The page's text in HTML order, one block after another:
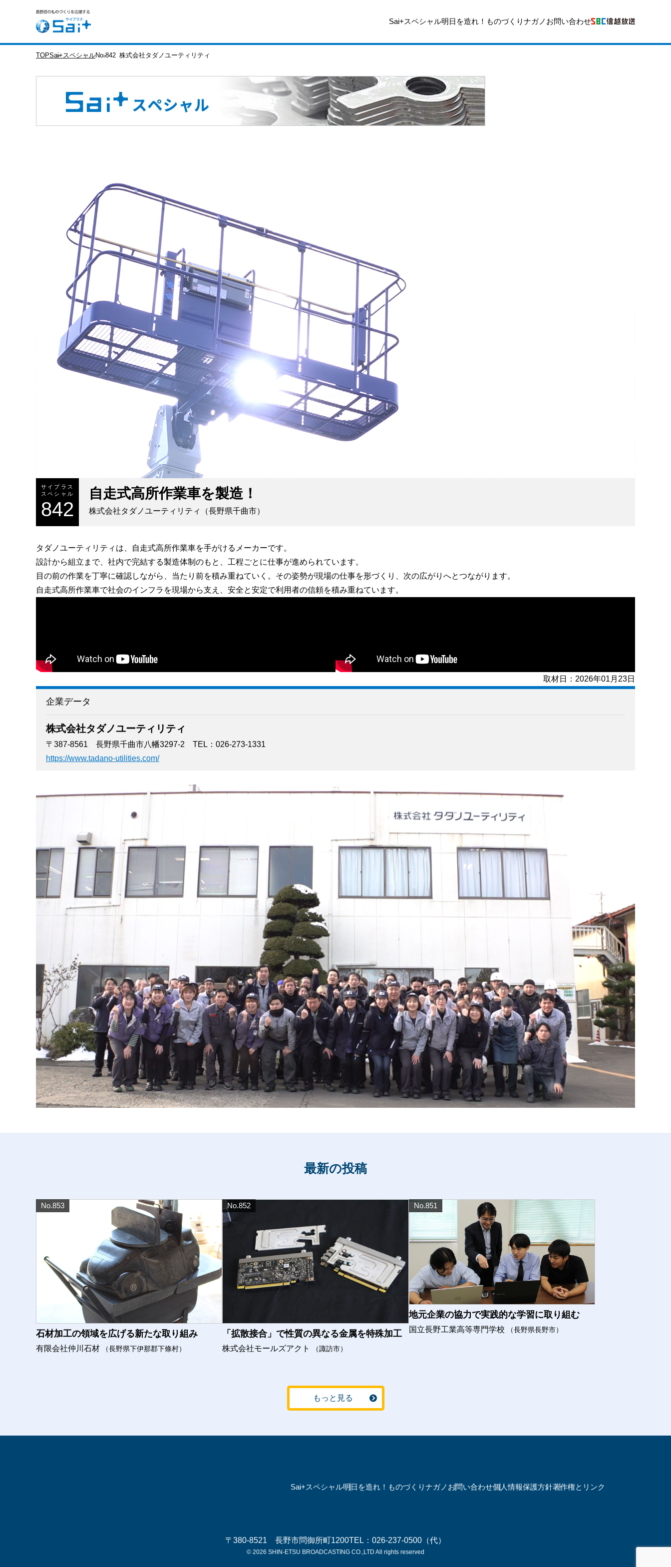
Sai+スペシャル明日を造れ！ものづくりナガノ お問い合わせ
TOPSai+スペシャルNo.842 株式会社タダノユーティリティ
サイプラス
スペシャル
842
自走式高所作業車を製造！
株式会社タダノユーティリティ （長野県千曲市）
タダノユーティリティは、自走式高所作業車を手がけるメーカーです。
設計から組立まで、社内で完結する製造体制のもと、工程ごとに仕事が進められています。
目の前の作業を丁寧に確認しながら、当たり前を積み重ねていく。その姿勢が現場の仕事を形づくり、次の広がりへとつながります。
自走式高所作業車で社会のインフラを現場から支え、安全と安定で利用者の信頼を積み重ねています。
取材日：2026年01月23日
企業データ
株式会社タダノユーティリティ
〒387-8561 長野県千曲市八幡3297-2 TEL：026-273-1331
https://www.tadano-utilities.com/
最新の投稿
No.853
石材加工の領域を広げる新たな取り組み
有限会社仲川石材 （長野県下伊那郡下條村）
No.852
「拡散接合」で性質の異なる金属を特殊加工
株式会社モールズアクト （諏訪市）
No.851
地元企業の協力で実践的な学習に取り組む
国立長野工業高等専門学校 （長野県長野市）
もっと見る
Sai+スペシャル明日を造れ！ものづくりナガノ お問い合わせ個人情報保護方針著作権とリンク
〒380-8521 長野市問御所町1200TEL：026-237-0500（代）
© 2026 SHIN-ETSU BROADCASTING CO.,LTD All rights reserved